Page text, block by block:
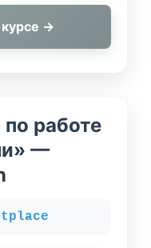
→
работе
—